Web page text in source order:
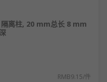
离柱, 20 mm总长 8 mm
RMB9.15/件